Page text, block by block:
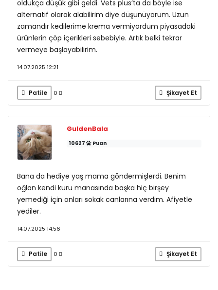
oldukça düşük gibi geldi. Vets plus’ta da böyle ise
alternatif olarak alabilirim diye düşünüyorum. Uzun
zamandır kedilerime krema vermiyordum piyasadaki
ürünlerin çöp içerikleri sebebiyle. Artık belki tekrar
vermeye başlayabilirim.
14.07.2025 12:21
Patile 0 Şikayet Et
GuldenBala
10627 Puan
Bana da hediye yaş mama göndermişlerdi. Benim
oğlan kendi kuru manasında başka hiç birşey
yemediği için onları sokak canlarına verdim. Afiyetle
yediler.
14.07.2025 14:56
Patile 0 Şikayet Et